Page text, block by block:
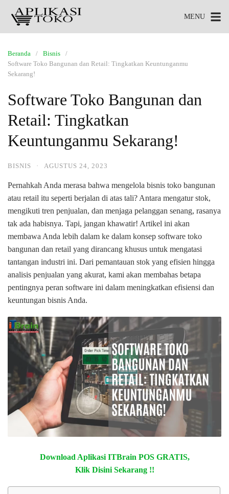
MENU
Beranda
Bisnis
Software Toko Bangunan dan Retail: Tingkatkan Keuntunganmu
Sekarang!
Software Toko Bangunan dan
Retail: Tingkatkan
Keuntunganmu Sekarang!
BISNIS · AGUSTUS 24, 2023
Pernahkah Anda merasa bahwa mengelola bisnis toko bangunan
atau retail itu seperti berjalan di atas tali? Antara mengatur stok,
mengikuti tren penjualan, dan menjaga pelanggan senang, rasanya
tak ada habisnya. Tapi, jangan khawatir! Artikel ini akan
membawa Anda lebih dalam ke dalam konsep software toko
bangunan dan retail yang dirancang khusus untuk mengatasi
tantangan industri ini. Dari pemantauan stok yang efisien hingga
analisis penjualan yang akurat, kami akan membahas betapa
pentingnya peran software ini dalam meningkatkan efisiensi dan
keuntungan bisnis Anda.
Download Aplikasi ITBrain POS GRATIS,
Klik Disini Sekarang !!